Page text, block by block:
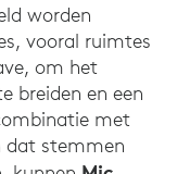
worden
vooral ruimtes
om het
breiden en een
met
dat stemmen